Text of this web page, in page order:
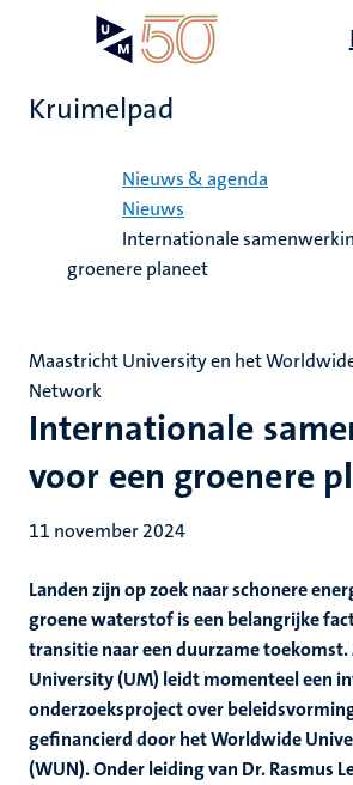
Kruimelpad
Nieuws & agenda
Nieuws
Internationale
groenere planeet
Internationale
voor een groenere
Maastricht University en het
Network
11 november 2024
Landen zijn op zoek naar schonere
groene waterstof is een belangrijke
transitie naar een duurzame
University (UM) leidt momenteel een
onderzoeksproject over
gefinancierd door het Worldwide
(WUN). Onder leiding van Dr. Rasmus